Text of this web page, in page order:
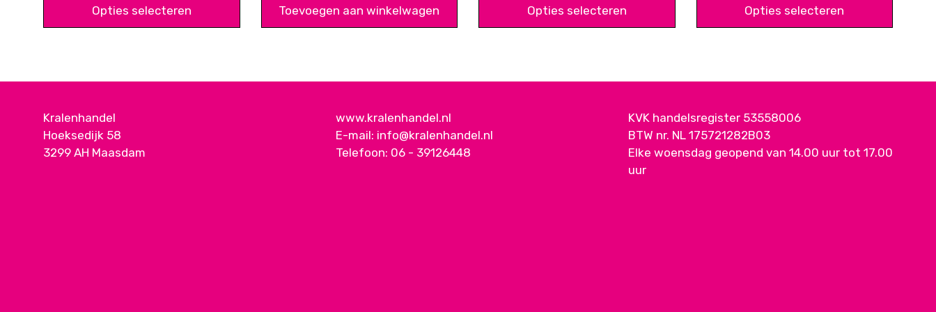
tot
€ 12,50
Opties selecteren Toevoegen aan winkelwagen
tot
€ 5,95
Opties selecteren
tot
€ 12,50
Opties selecteren
Kralenhandel
Hoeksedijk 58
3299 AH Maasdam
www.kralenhandel.nl
E-mail: info@kralenhandel.nl
Telefoon: 06 - 39126448
KVK handelsregister 53558006
BTW nr. NL 175721282B03
Elke woensdag geopend van 14.00 uur tot 17.00
uur